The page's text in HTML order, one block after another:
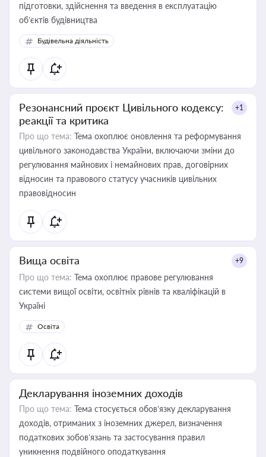
підготовки, здійснення та введення в експлуатацію
об’єктів будівництва
Будівельна діяльність
Резонансний проєкт Цивільного кодексу:
реакції та критика
+1
Про що тема: Тема охоплює оновлення та реформування
цивільного законодавства України, включаючи зміни до
регулювання майнових і немайнових прав, договірних
відносин та правового статусу учасників цивільних
правовідносин
Вища освіта +9
Про що тема: Тема охоплює правове регулювання
системи вищої освіти, освітніх рівнів та кваліфікацій в
Україні
Освіта
Декларування іноземних доходів
Про що тема: Тема стосується обов’язку декларування
доходів, отриманих з іноземних джерел, визначення
податкових зобов’язань та застосування правил
уникнення подвійного оподаткування